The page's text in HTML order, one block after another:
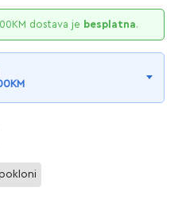
KM dostava je besplatna.
KM